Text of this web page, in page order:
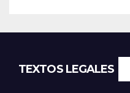
TEXTOS LEGALES